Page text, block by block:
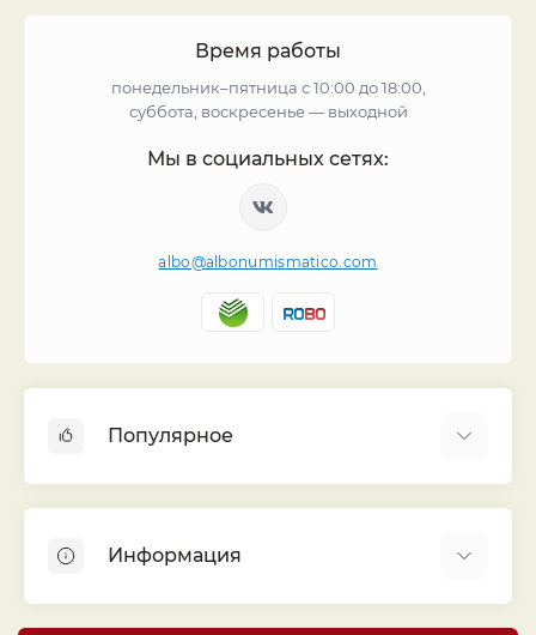
Время работы
понедельник–пятница с 10:00 до 18:00,
суббота, воскресенье — выходной
Мы в социальных сетях:
albo@albonumismatico.com
Популярное
Монеты
Банкноты
Информация